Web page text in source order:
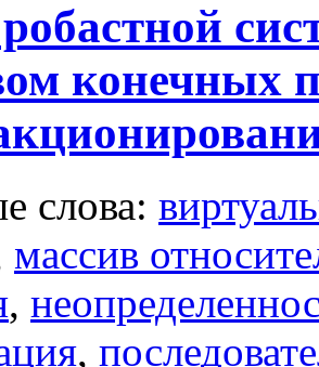
конечных
слова:
массив
,
,